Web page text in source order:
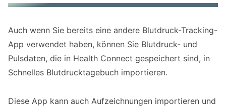
Auch wenn Sie bereits eine andere Blutdruck-Tracking-
App verwendet haben, können Sie Blutdruck- und
Pulsdaten, die in Health Connect gespeichert sind, in
Schnelles Blutdrucktagebuch importieren.
Diese App kann auch Aufzeichnungen importieren und